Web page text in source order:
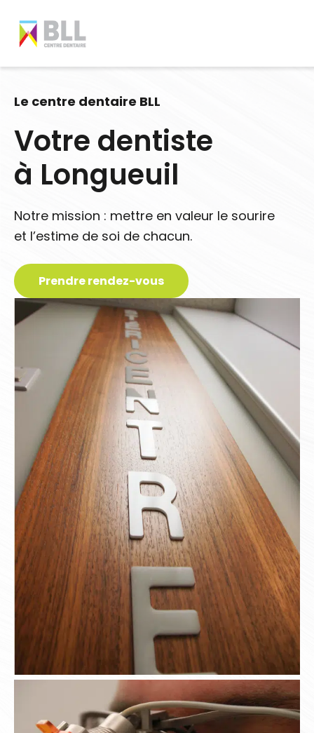
contenu
À propos
Services
Blogue
Carrière
Contact
Prendre rendez-vous
Urgence dentaire
Le centre dentaire BLL
Votre dentiste
à Longueuil
Notre mission : mettre en valeur le sourire
et l’estime de soi de chacun.
Prendre rendez-vous